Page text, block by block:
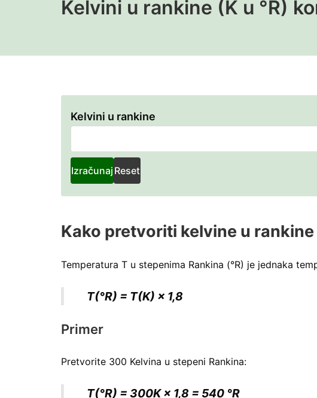
Kelvini u rankine (K u °R)
Kelvini u rankine
Izračunaj Reset
Kako pretvoriti kelvine u rankine
Temperatura T u stepenima Rankina (°R) je jednaka
T(°R) = T(K) × 1,8
Primer
Pretvorite 300 Kelvina u stepeni Rankina:
T(°R) = 300K × 1,8 = 540 °R